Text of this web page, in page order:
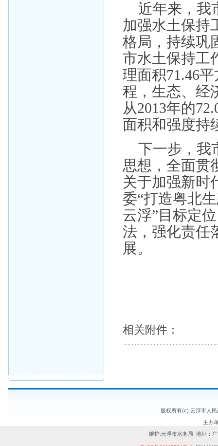
近年来，我
加强水土保持
格局，持续巩
市水土保持工
理面积71.46
程，生态、经
从2013年的
面积和强度持
下一步，我
思想，全面贯
关于加强新时
委“打造粤北
云浮”目标定
法，强化责任
展。
相关附件：
版权所有(c) 云浮市人
主办
维护:云浮市水务局 地址：